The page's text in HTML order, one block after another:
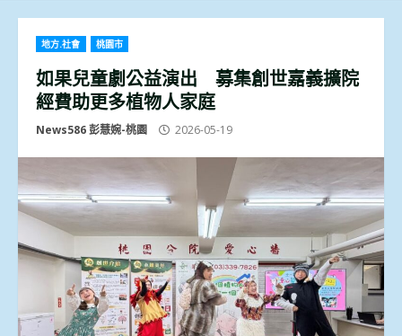
地方.社會 桃園市
如果兒童劇公益演出 募集創世嘉義擴院
經費助更多植物人家庭
News586 彭慧婉-桃園 2026-05-19